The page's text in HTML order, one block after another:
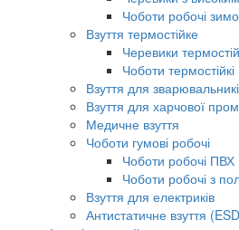
Чоботи робочі
Взуття термостійке
Черевики
Чоботи термостійкі
Взуття для
Взуття для харчової
Медичне взуття
Чоботи гумові робочі
Чоботи робочі ПВХ
Чоботи робочі з
Взуття для електриків
Антистатичне взуття